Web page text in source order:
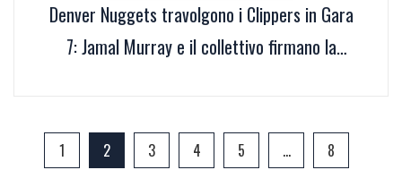
Denver Nuggets travolgono i Clippers in Gara
7: Jamal Murray e il collettivo firmano la
1 2 3 4 5 … 8